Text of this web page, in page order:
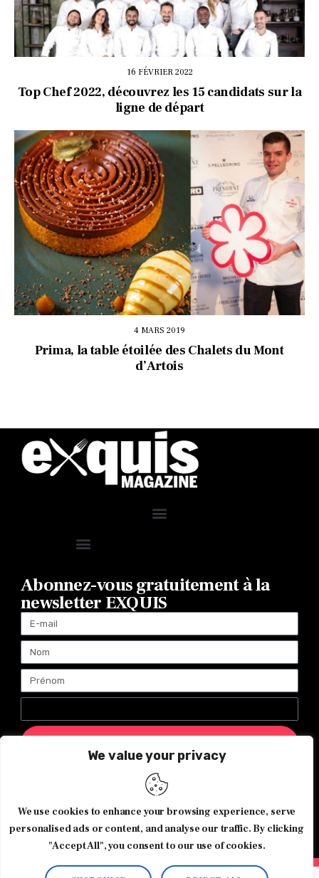
We value your privacy
We use cookies to enhance your browsing experience, serve
personalised ads or content, and analyse our traffic. By clicking
"Accept All", you consent to our use of cookies.
16 FÉVRIER 2022
Top Chef 2022, découvrez les 15 candidats sur la
ligne de départ
4 MARS 2019
Prima, la table étoilée des Chalets du Mont
d’Artois
Abonnez-vous gratuitement à la
newsletter EXQUIS
Magazine Exquis© 2026 Tous droits réservés -Made with ♥️
byAgence de communication JOUR J